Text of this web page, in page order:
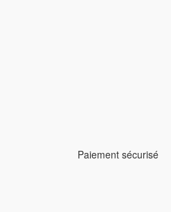
Paiement sécurisé